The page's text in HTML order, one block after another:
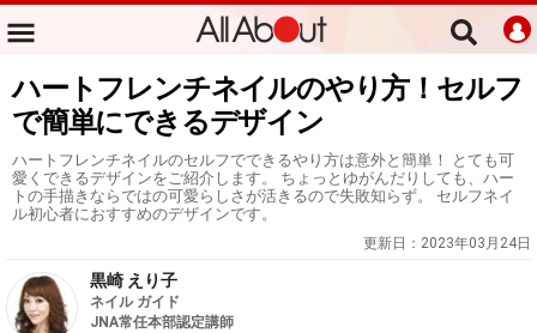
ハートフレンチネイルのやり方！セルフ
で簡単にできるデザイン
ハートフレンチネイルのセルフでできるやり方は意外と簡単！ とても可
愛くできるデザインをご紹介します。 ちょっとゆがんだりしても、ハー
トの手描きならではの可愛らしさが活きるので失敗知らず。 セルフネイ
ル初心者におすすめのデザインです。
更新日： 2023年03月24日
黒崎 えり子
ネイル ガイド
JNA常任本部認定講師